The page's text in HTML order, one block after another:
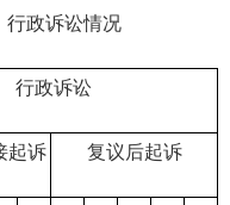
行政诉讼情况
行政诉讼
起诉 复议后起诉